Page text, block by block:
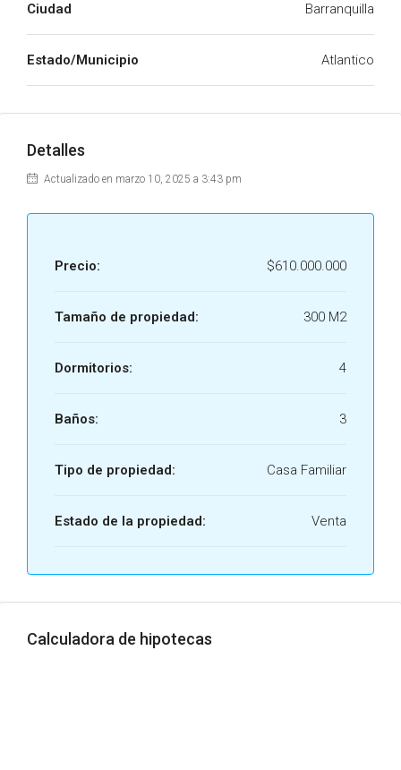
Ciudad Barranquilla
Estado/Municipio Atlantico
Detalles
Actualizado en marzo 10, 2025 a 3:43 pm
Precio: $610.000.000
Tamaño de propiedad: 300 M2
Dormitorios: 4
Baños: 3
Tipo de propiedad: Casa Familiar
Estado de la propiedad: Venta
Calculadora de hipotecas